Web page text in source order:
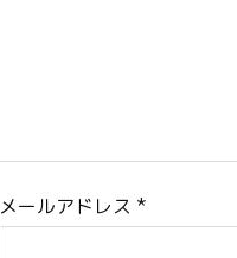
メールアドレス *